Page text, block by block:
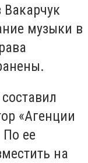
Вакарчук
музыки в
«Агенции
ее
на